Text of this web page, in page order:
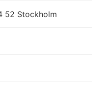
52 Stockholm